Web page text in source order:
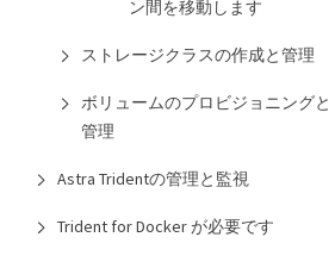
ン間を移動します
ストレージクラスの作成と管理
ボリュームのプロビジョニングと
管理
Astra Tridentの管理と監視
Trident for Docker が必要です